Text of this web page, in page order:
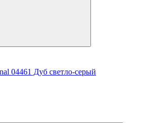
04461 Дуб светло-серый